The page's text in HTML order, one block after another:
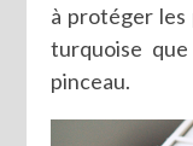
à protéger les
turquoise
pinceau.